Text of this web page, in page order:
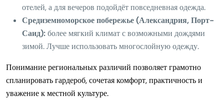
отелей, а для вечеров подойдёт повседневная одежда.
Средиземноморское побережье (Александрия, Порт-
Саид):более мягкий климат с возможными дождями
зимой. Лучше использовать многослойную одежду.
Понимание региональных различий позволяет грамотно
спланировать гардероб, сочетая комфорт, практичность и
уважение к местной культуре.